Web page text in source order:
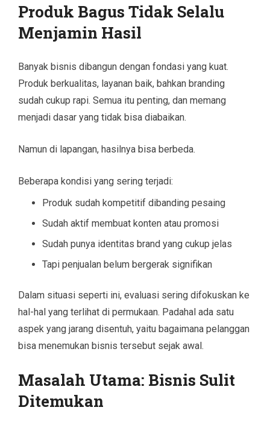
Produk Bagus Tidak Selalu
Menjamin Hasil
Banyak bisnis dibangun dengan fondasi yang kuat.
Produk berkualitas, layanan baik, bahkan branding
sudah cukup rapi. Semua itu penting, dan memang
menjadi dasar yang tidak bisa diabaikan.
Namun di lapangan, hasilnya bisa berbeda.
Beberapa kondisi yang sering terjadi:
Produk sudah kompetitif dibanding pesaing
Sudah aktif membuat konten atau promosi
Sudah punya identitas brand yang cukup jelas
Tapi penjualan belum bergerak signifikan
Dalam situasi seperti ini, evaluasi sering difokuskan ke
hal-hal yang terlihat di permukaan. Padahal ada satu
aspek yang jarang disentuh, yaitu bagaimana pelanggan
bisa menemukan bisnis tersebut sejak awal.
Masalah Utama: Bisnis Sulit
Ditemukan